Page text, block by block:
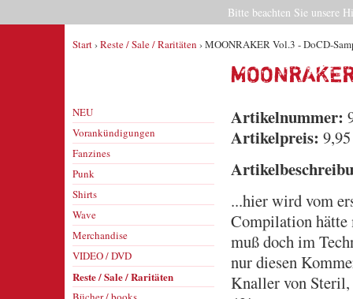
Start›Reste / Sale / Raritäten › MOONRAKER Vol.3 - DoCD-
NEU
Vorankündigungen
Fanzines
Punk
Shirts
Wave
Merchandise
VIDEO / DVD
Reste / Sale / Raritäten
Artikelnummer:
Artikelpreis:
...hier wird vom
Compilation hätte
muß doch im
nur diesen
Knaller von
Bitte beachten Sie unsere